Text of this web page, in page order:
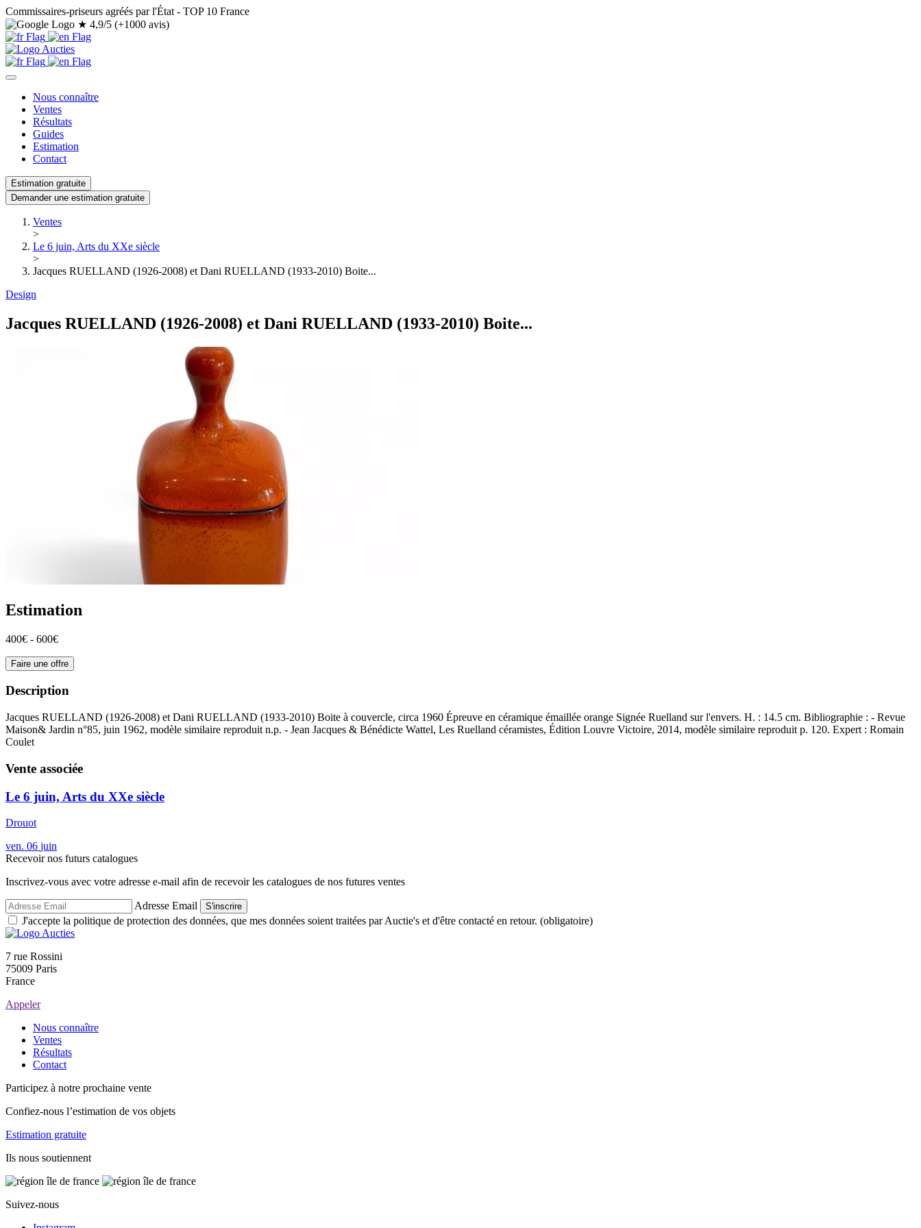
Commissaires-priseurs agréés par l'État - TOP 10 France
★ 4,9/5 (+1000 avis)
Nous connaître
Ventes
Résultats
Guides
Estimation
Contact
Estimation gratuite
Demander une estimation gratuite
Ventes
>
Le 6 juin, Arts du XXe siècle
>
Jacques RUELLAND (1926-2008) et Dani RUELLAND (1933-2010) Boite...
Design
Jacques RUELLAND (1926-2008) et Dani RUELLAND (1933-2010) Boite...
Estimation
400€ - 600€
Faire une offre
Description
Jacques RUELLAND (1926-2008) et Dani RUELLAND (1933-2010) Boite à couvercle, circa 1960 Épreuve en céramique émaillée orange Signée Ruelland sur l'envers. H. : 14.5 cm. Bibliographie : - Revue
Maison& Jardin n°85, juin 1962, modèle similaire reproduit n.p. - Jean Jacques & Bénédicte Wattel, Les Ruelland céramistes, Édition Louvre Victoire, 2014, modèle similaire reproduit p. 120. Expert : Romain
Coulet
Vente associée
Le 6 juin, Arts du XXe siècle
Drouot
ven. 06 juin
Recevoir nos futurs catalogues
Inscrivez-vous avec votre adresse e-mail afin de recevoir les catalogues de nos futures ventes
Adresse Email S'inscrire
J'accepte la politique de protection des données, que mes données soient traitées par Auctie's et d'être contacté en retour. (obligatoire)
7 rue Rossini
75009 Paris
France
Appeler
Nous connaître
Ventes
Résultats
Contact
Participez à notre prochaine vente
Confiez-nous l’estimation de vos objets
Estimation gratuite
Ils nous soutiennent
Suivez-nous